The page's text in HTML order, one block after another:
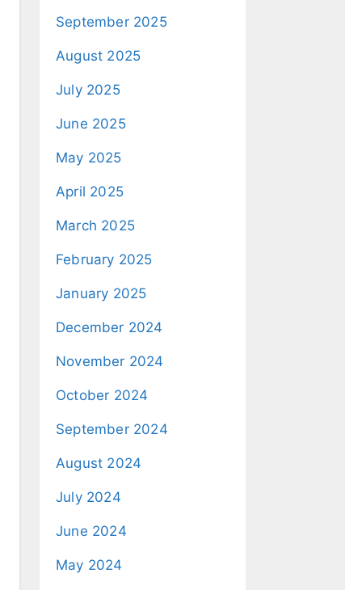
September 2025
August 2025
July 2025
June 2025
May 2025
April 2025
March 2025
February 2025
January 2025
December 2024
November 2024
October 2024
September 2024
August 2024
July 2024
June 2024
May 2024